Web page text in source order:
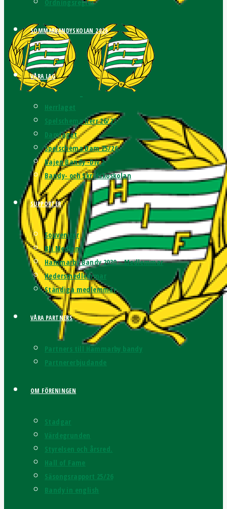
Ordningsregler
SOMMARBANDYSKOLAN 2026
VÅRA LAG
Herrlaget
Spelschema Herr 26/27
Damlaget
Spelschema Dam 25/26
Bajen Bandy -Div 2
Bandy- och Skridskoskolan
SUPPORTER
Souvenirer
Bli Medlem
Hammarby Bandy 2030 – Medlemmar
Hedersmedlemmar
Ständiga medlemmar
VÅRA PARTNERS
Partners till Hammarby bandy
Partnererbjudande
OM FÖRENINGEN
Stadgar
Värdegrunden
Styrelsen och årsred.
Hall of Fame
Säsongsrapport 25/26
Bandy in english